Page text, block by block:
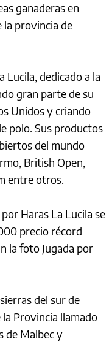
ganaderas en
la provincia de
Lucila, dedicado a la
gran parte de su
Unidos y criando
polo. Sus productos
del mundo
British Open,
entre otros.
Haras La Lucila se
precio récord
la foto Jugada por
del sur de
Provincia llamado
de Malbec y